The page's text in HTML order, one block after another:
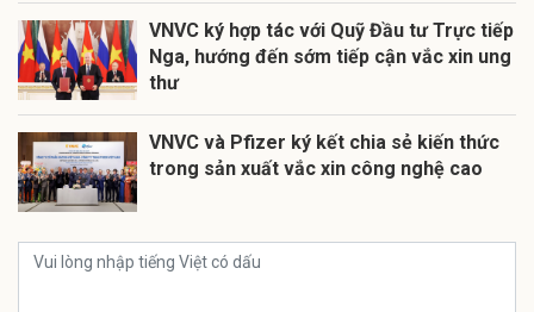
VNVC ký hợp tác với Quỹ Đầu tư Trực tiếp
Nga, hướng đến sớm tiếp cận vắc xin ung
thư
VNVC và Pfizer ký kết chia sẻ kiến thức
trong sản xuất vắc xin công nghệ cao